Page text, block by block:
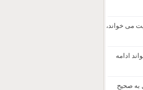
می خواند،
ادامه
به صحیح